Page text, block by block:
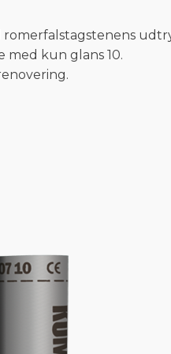
romerfalstagstenens
med kun glans 10.